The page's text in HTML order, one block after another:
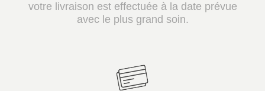
votre livraison est effectuée à la date prévue
avec le plus grand soin.